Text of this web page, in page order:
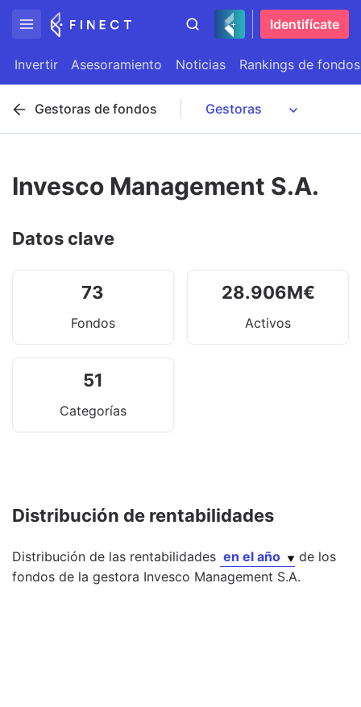
Identifícate
Invertir Asesoramiento Noticias Rankings de fondos
Gestoras de fondos
Invesco Management S.A.
Datos clave
73
Fondos
28.906M€
Activos
51
Categorías
Distribución de rentabilidades
Distribución de las rentabilidades en el año
de los
fondos de la gestora Invesco Management S.A.